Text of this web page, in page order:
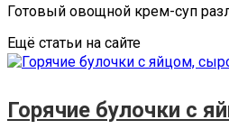
Готовый овощной крем-суп
Ещё статьи на сайте
Горячие булочки с